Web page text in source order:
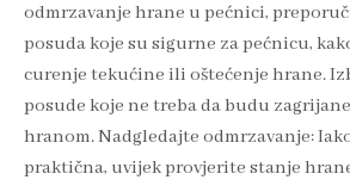
odmrzavanje hrane u pećnici,
posuda koje su sigurne za pećnicu,
curenje tekućine ili oštećenje hrane.
posude koje ne treba da budu
hranom. Nadgledajte odmrzavanje:
praktična, uvijek provjerite stanje